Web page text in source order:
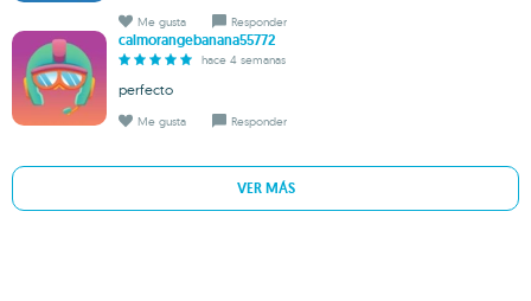
Me gusta Responder
calmorangebanana55772
hace 4 semanas
perfecto
Me gusta Responder
VER MÁS